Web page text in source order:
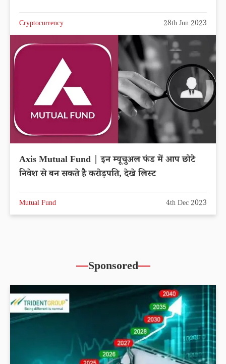
Cryptocurrency 28th Jun 2023
Axis Mutual Fund | इन म्यूचुअल फंड में आप छोटे
निवेश से बन सकते है करोड़पति, देखे लिस्ट
Mutual Fund 4th Dec 2023
Sponsored